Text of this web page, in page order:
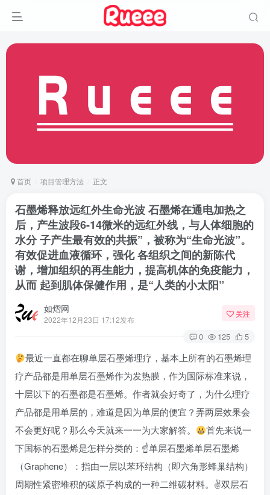
首页 项目管理方法 正文
石墨烯释放远红外生命光波 石墨烯在通电加热之
后，产生波段6-14微米的远红外线，与人体细胞的
水分 子产生最有效的共振”，被称为“生命光波”。
有效促进血液循环，强化 各组织之间的新陈代
谢，增加组织的再生能力，提高机体的免疫能力，
从而 起到肌体保健作用，是“人类的小太阳”
如熠网
2022年12月23日 17:12发布
关注
0 125 5
最近一直都在聊单层石墨烯理疗，基本上所有的石墨烯理
疗产品都是用单层石墨烯作为发热膜，作为国际标准来说，
十层以下的石墨都是石墨烯。作者就会好奇了，为什么理疗
产品都是用单层的，难道是因为单层的便宜？弄两层效果会
不会更好呢？那么今天就来一一为大家解答。
首先来说一
下国标的石墨烯是怎样分类的：☝单层石墨烯单层石墨烯
（Graphene）：指由一层以苯环结构（即六角形蜂巢结构）
周期性紧密堆积的碳原子构成的一种二维碳材料。✌双层石